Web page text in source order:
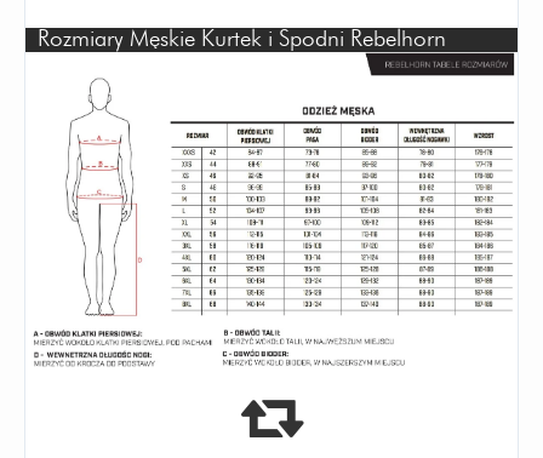
Rozmiary Męskie Kurtek i Spodni Rebelhorn